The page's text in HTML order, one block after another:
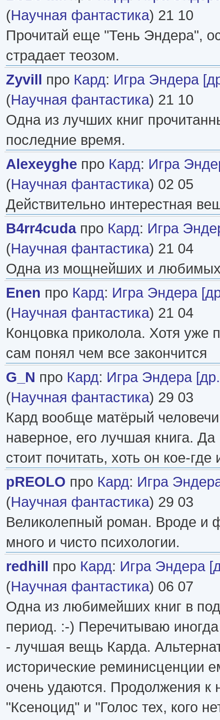
(Научная фантастика) 21 10
Прочитай еще "Тень Эндера",
страдает теозом.
Zyvill про Кард: Игра Эндера
(Научная фантастика) 21 10
Одна из лучших книг
последние время.
Alexeyghe про Кард: Игра
(Научная фантастика) 02 05
Действительно интерестная
B4rr4cudaпро Кард: Игра
(Научная фантастика) 21 04
Одна из мощнейших и любимых
Enen про Кард: Игра Эндера
(Научная фантастика) 21 04
Концовка приколола. Хотя уже
сам понял чем все закончится
G_N про Кард: Игра Эндера
(Научная фантастика) 29 03
Кард вообще матёрый
наверное, его лучшая книга.
стоит почитать, хоть он кое-где
pREOLO про Кард: Игра
(Научная фантастика) 29 03
Великолепный роман. Вроде и
много и чисто психологии.
redhill про Кард: Игра Эндера
(Научная фантастика) 06 07
Одна из любимейших книг в
период. :-) Перечитываю
- лучшая вещь Карда.
исторические реминисценции
очень удаются. Продолжения к
"Ксеноцид" и "Голос тех, кого